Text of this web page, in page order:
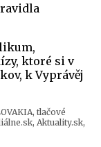
ktoré si v
k Vyprávěj
tlačové
Aktuality.sk,